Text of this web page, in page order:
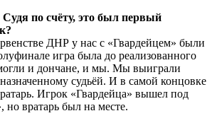
по счёту, это был первый
ДНР у нас с «Гвардейцем» были
игра была до реализованного
и дончане, и мы. Мы выиграли
судьёй. И в самой концовке
Игрок «Гвардейца» вышел под
но вратарь был на месте.